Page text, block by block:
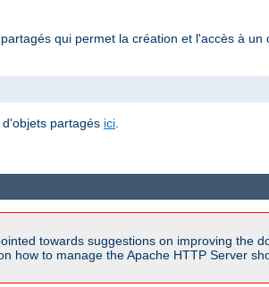
qui permet la création et l'accès à
partagés ici.
towards suggestions on improving
how to manage the Apache HTTP Server